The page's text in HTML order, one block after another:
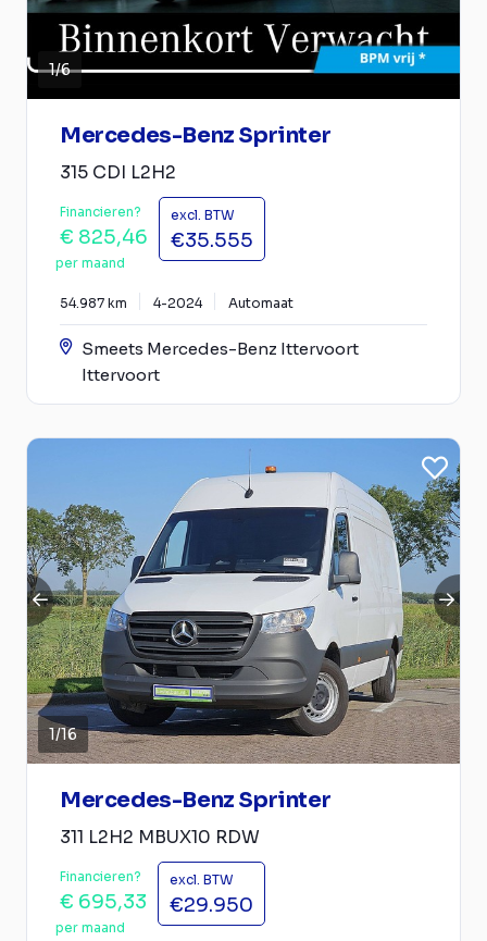
1/6
Mercedes-Benz Sprinter
315 CDI L2H2
Financieren?
€ 825,46
per maand
excl. BTW
€35.555
54.987 km 4-2024 Automaat
Smeets Mercedes-Benz Ittervoort
Ittervoort
1/16
Mercedes-Benz Sprinter
311 L2H2 MBUX10 RDW
Financieren?
€ 695,33
per maand
excl. BTW
€29.950